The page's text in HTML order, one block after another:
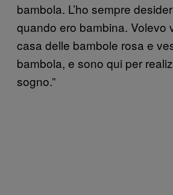
bambola. L’ho sempre
quando ero bambina. Volevo
casa delle bambole rosa e
bambola, e sono qui per
sogno.”